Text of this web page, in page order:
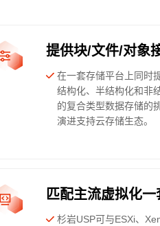
提供块/文件/对象
在一套存储平台上同时
结构化、半结构化和非
的复合类型数据存储的
演进支持云存储生态。
匹配主流虚拟化
杉岩USP可与ESXi、